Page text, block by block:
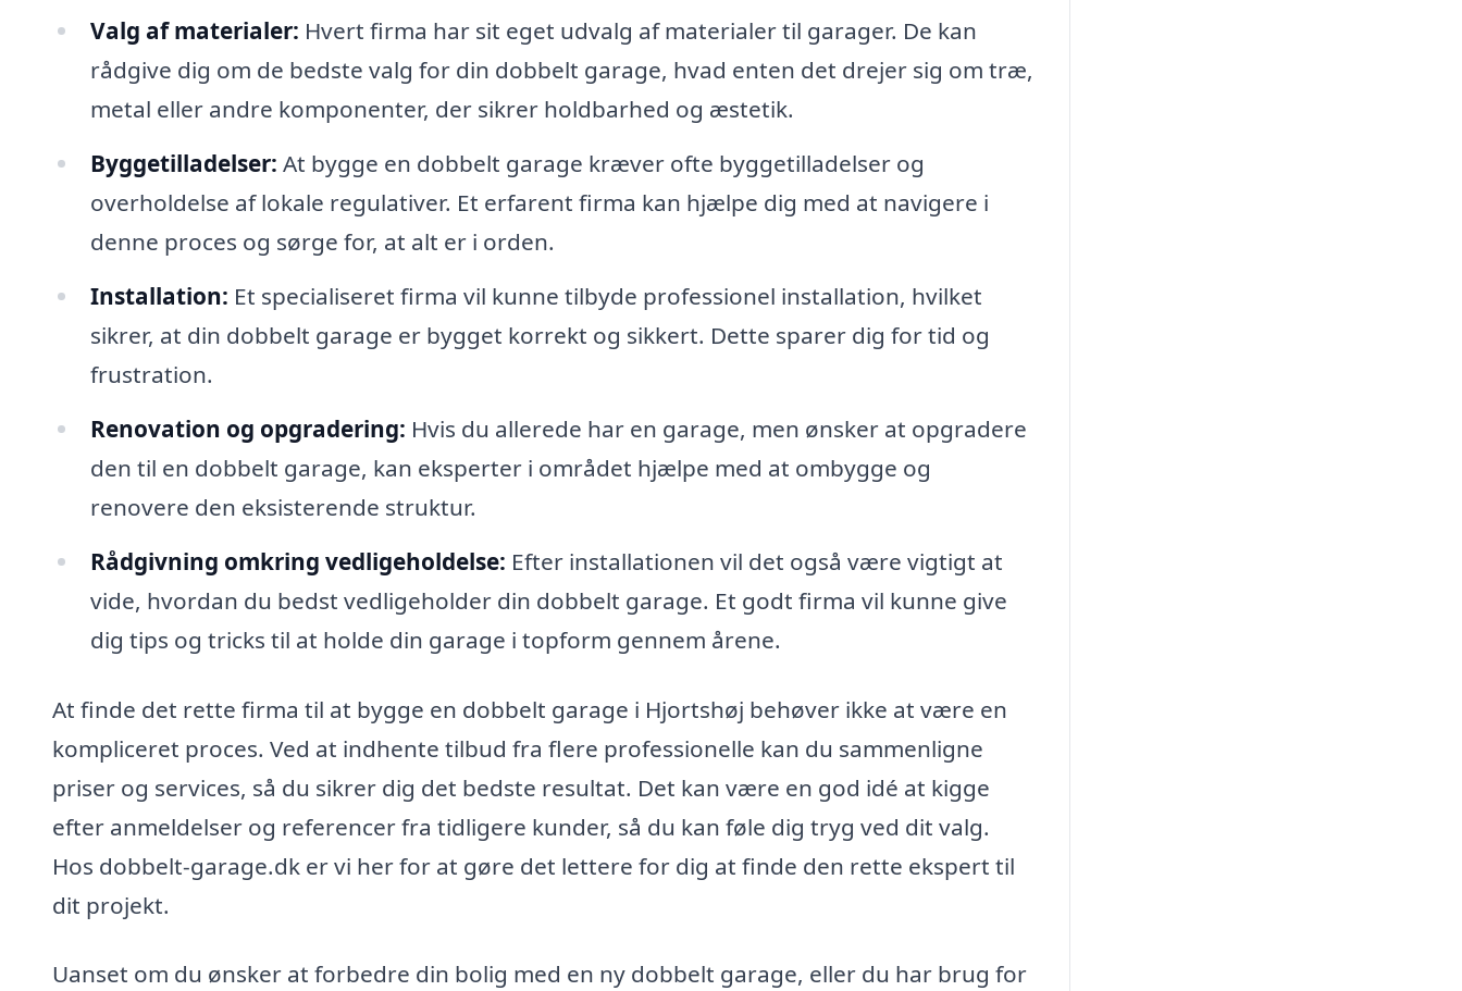
Valg af materialer: Hvert firma har sit eget udvalg af materialer til garager. De kan
rådgive dig om de bedste valg for din dobbelt garage, hvad enten det drejer sig om træ,
metal eller andre komponenter, der sikrer holdbarhed og æstetik.
Byggetilladelser: At bygge en dobbelt garage kræver ofte byggetilladelser og
overholdelse af lokale regulativer. Et erfarent firma kan hjælpe dig med at navigere i
denne proces og sørge for, at alt er i orden.
Installation: Et specialiseret firma vil kunne tilbyde professionel installation, hvilket
sikrer, at din dobbelt garage er bygget korrekt og sikkert. Dette sparer dig for tid og
frustration.
Renovation og opgradering: Hvis du allerede har en garage, men ønsker at opgradere
den til en dobbelt garage, kan eksperter i området hjælpe med at ombygge og
renovere den eksisterende struktur.
Rådgivning omkring vedligeholdelse: Efter installationen vil det også være vigtigt at
vide, hvordan du bedst vedligeholder din dobbelt garage. Et godt firma vil kunne give
dig tips og tricks til at holde din garage i topform gennem årene.
At finde det rette firma til at bygge en dobbelt garage i Hjortshøj behøver ikke at være en
kompliceret proces. Ved at indhente tilbud fra flere professionelle kan du sammenligne
priser og services, så du sikrer dig det bedste resultat. Det kan være en god idé at kigge
efter anmeldelser og referencer fra tidligere kunder, så du kan føle dig tryg ved dit valg.
Hos dobbelt-garage.dk er vi her for at gøre det lettere for dig at finde den rette ekspert til
dit projekt.
Uanset om du ønsker at forbedre din bolig med en ny dobbelt garage, eller du har brug for